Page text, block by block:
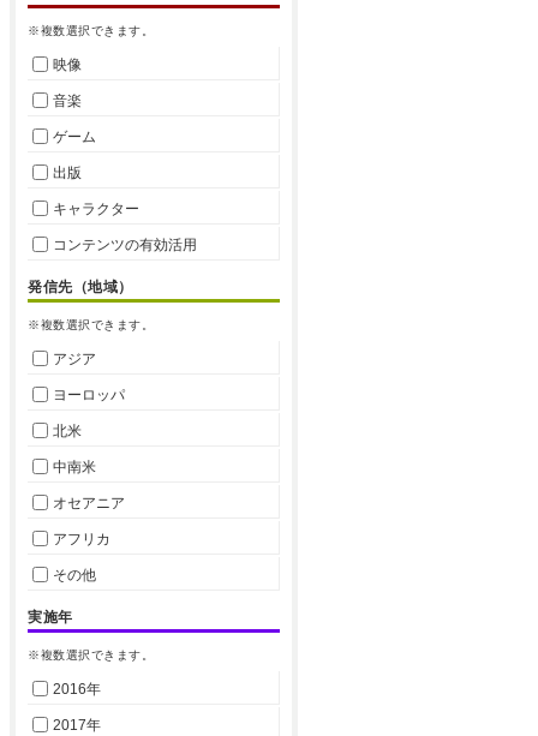
※複数選択できます。
映像
音楽
ゲーム
出版
キャラクター
コンテンツの有効活用
発信先（地域）
※複数選択できます。
アジア
ヨーロッパ
北米
中南米
オセアニア
アフリカ
その他
実施年
※複数選択できます。
2016年
2017年